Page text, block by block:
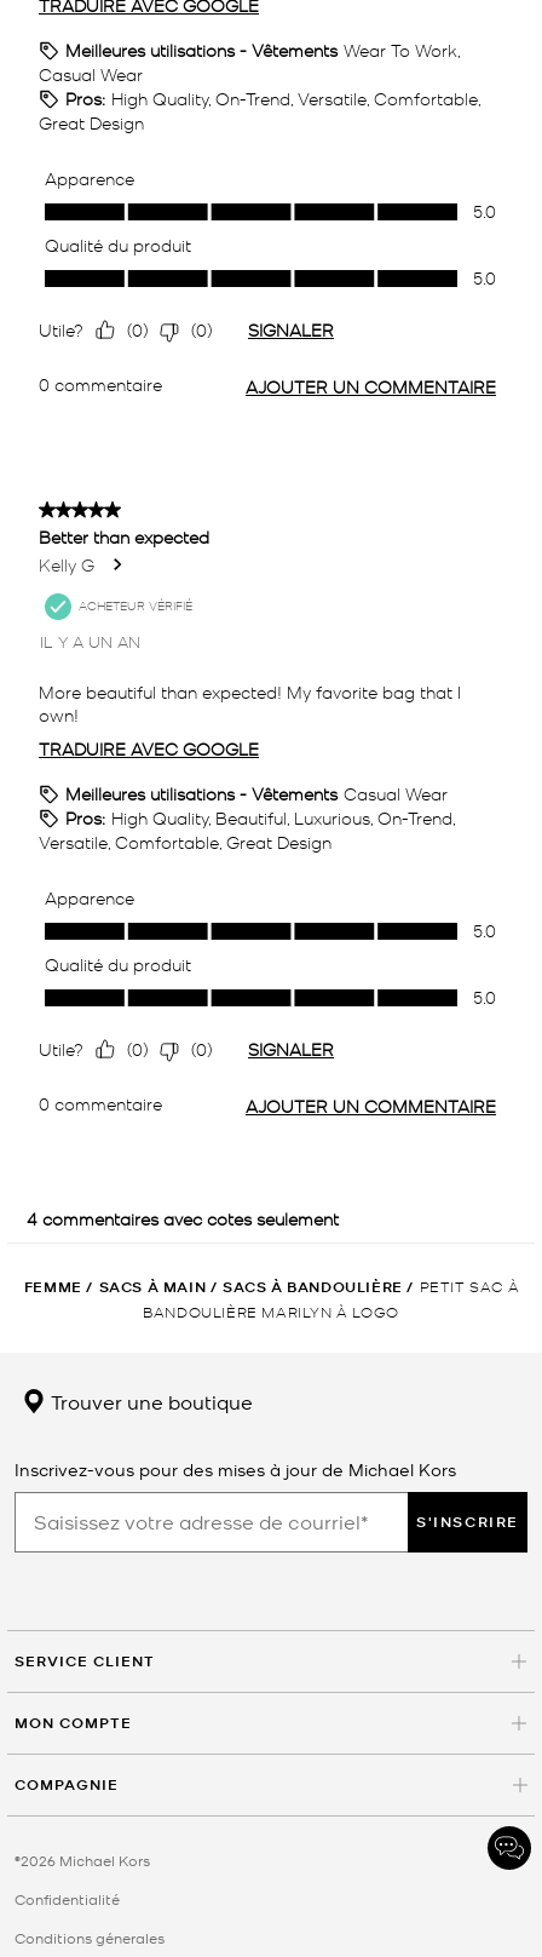
FEMME / SACS À MAIN / SACS À BANDOULIÈRE / PETIT SAC À
BANDOULIÈRE MARILYN À LOGO
Trouver une boutique
Inscrivez-vous pour des mises à jour de Michael Kors
S'INSCRIRE
SERVICE CLIENT
MON COMPTE
COMPAGNIE
©2026 Michael Kors
Confidentialité
Conditions génerales